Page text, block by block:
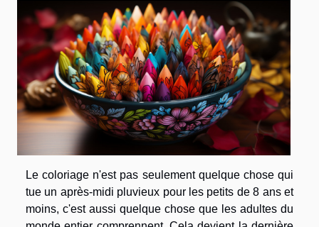
Le coloriage n'est pas seulement quelque chose qui
tue un après-midi pluvieux pour les petits de 8 ans et
moins, c'est aussi quelque chose que les adultes du